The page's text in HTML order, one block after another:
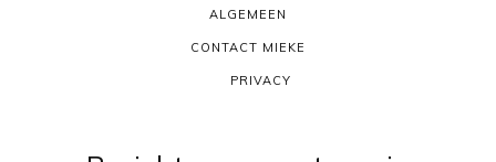
ALGEMEEN
CONTACT MIEKE
PRIVACY